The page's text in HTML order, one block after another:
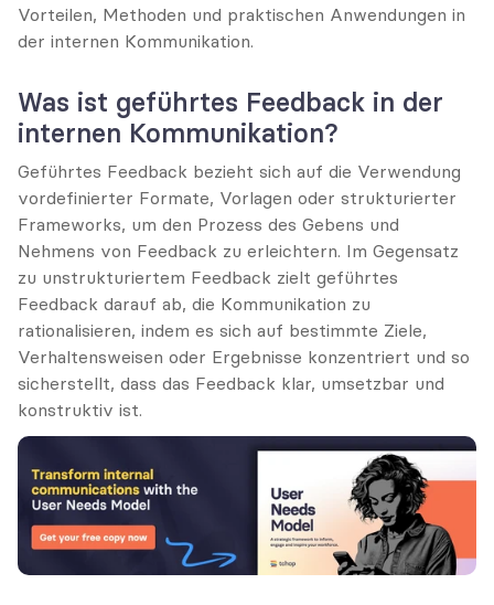
Vorteilen, Methoden und praktischen Anwendungen in
der internen Kommunikation.
Was ist geführtes Feedback in der
internen Kommunikation?
Geführtes Feedback bezieht sich auf die Verwendung
vordefinierter Formate, Vorlagen oder strukturierter
Frameworks, um den Prozess des Gebens und
Nehmens von Feedback zu erleichtern. Im Gegensatz
zu unstrukturiertem Feedback zielt geführtes
Feedback darauf ab, die Kommunikation zu
rationalisieren, indem es sich auf bestimmte Ziele,
Verhaltensweisen oder Ergebnisse konzentriert und so
sicherstellt, dass das Feedback klar, umsetzbar und
konstruktiv ist.